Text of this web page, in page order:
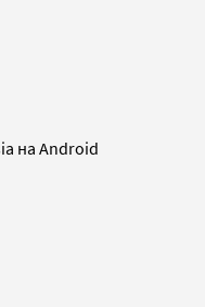
на Android